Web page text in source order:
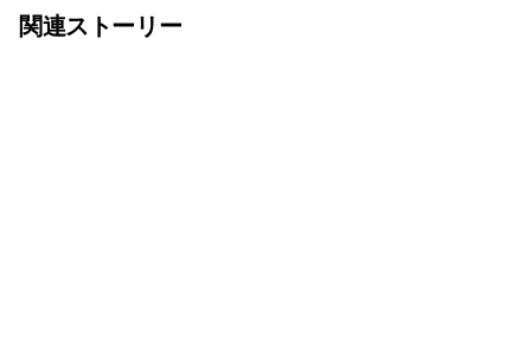
関連ストーリー